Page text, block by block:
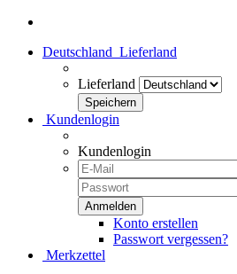
Deutschland Lieferland
Lieferland
Kundenlogin
Kundenlogin
Konto erstellen
Passwort vergessen?
Merkzettel